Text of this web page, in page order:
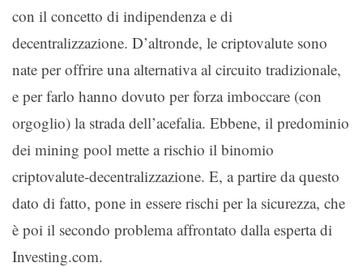
con il concetto di indipendenza e di
decentralizzazione. D’altronde, le criptovalute sono
nate per offrire una alternativa al circuito tradizionale,
e per farlo hanno dovuto per forza imboccare (con
orgoglio) la strada dell’acefalia. Ebbene, il predominio
dei mining pool mette a rischio il binomio
criptovalute-decentralizzazione. E, a partire da questo
dato di fatto, pone in essere rischi per la sicurezza, che
è poi il secondo problema affrontato dalla esperta di
Investing.com.